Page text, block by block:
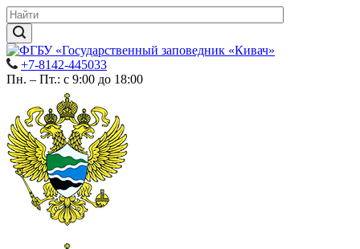
+7-8142-445033
Пн. – Пт.: с 9:00 до 18:00